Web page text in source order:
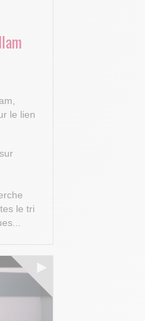
la conformité avec
le lien
le tri